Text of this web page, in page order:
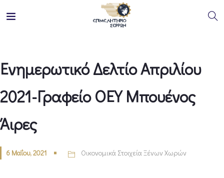
Ενημερωτικό Δελτίο Απριλίου
2021-Γραφείο ΟΕΥ Μπουένος
Άιρες
6 Μαΐου, 2021 Οικονομικά Στοιχεία Ξένων Χωρών